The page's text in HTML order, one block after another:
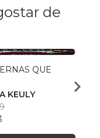
de
QUE
KEULY
Chris
R$